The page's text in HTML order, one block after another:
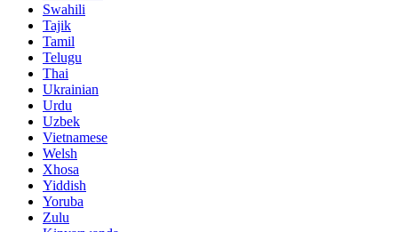
Swahili
Tajik
Tamil
Telugu
Thai
Ukrainian
Urdu
Uzbek
Vietnamese
Welsh
Xhosa
Yiddish
Yoruba
Zulu